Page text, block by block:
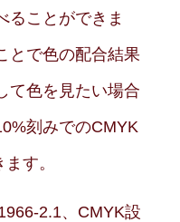
ることができま
とで色の配合結果
て色を見たい場合
刻みでのCMYK
す。
2.1、CMYK設